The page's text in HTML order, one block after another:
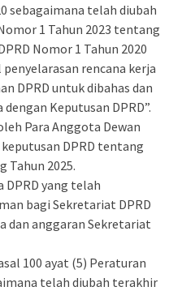
sebagaimana telah diubah
1 Tahun 2023 tentang
Nomor 1 Tahun 2020
rencana kerja
DPRD untuk dibahas dan
Keputusan DPRD”.
Para Anggota Dewan
DPRD tentang
Tahun 2025.
DPRD yang telah
bagi Sekretariat DPRD
dan anggaran Sekretariat
100 ayat (5) Peraturan
telah diubah terakhir